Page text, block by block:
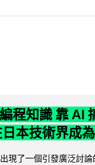
程知識 靠 AI
本技術界成
現了一個引發廣泛討